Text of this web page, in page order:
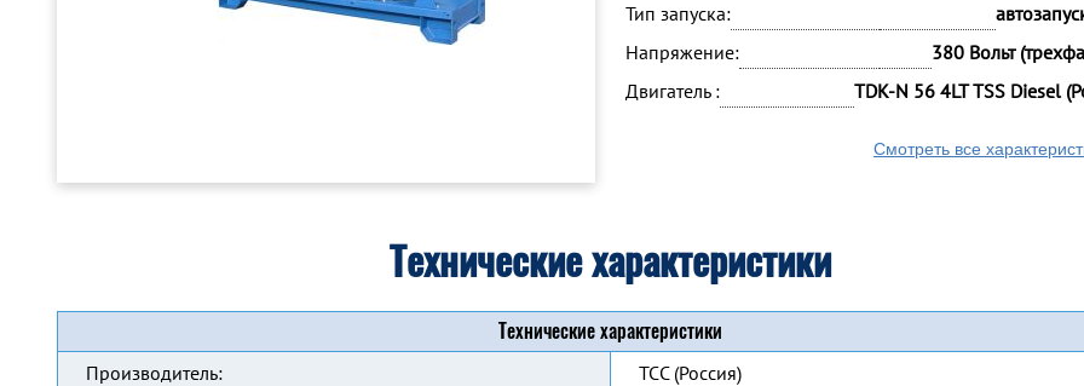
Тип запуска:
Напряжение:
380 Вольт
Двигатель :
TDK-N 56 4LT TSS Diesel
Смотреть все
Технические характеристики
Технические характеристики
Производитель:
ТСС (Россия)